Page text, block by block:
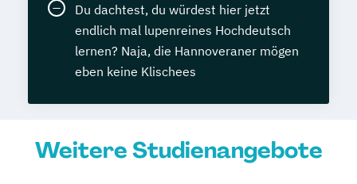
Du dachtest, du würdest hier jetzt
endlich mal lupenreines Hochdeutsch
lernen? Naja, die Hannoveraner mögen
eben keine Klischees
Weitere Studienangebote